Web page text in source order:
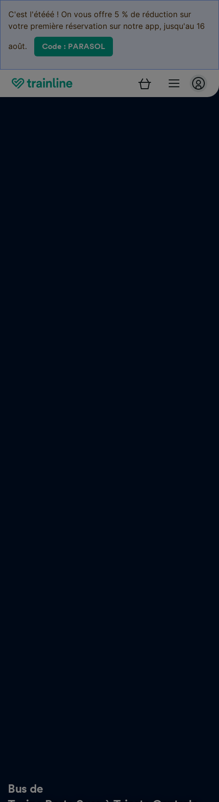
C'est l'étééé ! On vous offre 5 % de réduction sur
votre première réservation sur notre app, jusqu'au 16
août. Code : PARASOL
Bus de